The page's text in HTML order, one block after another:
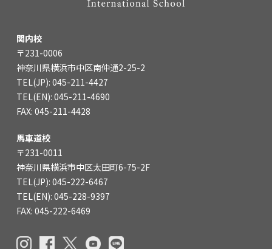
関内校
〒231-0006
神奈川県横浜市中区南仲通2-25-2
TEL(JP): 045-211-4427
TEL(EN): 045-211-4690
FAX: 045-211-4428
馬車道校
〒231-0011
神奈川県横浜市中区太田町6-75-2F
TEL(JP): 045-222-6467
TEL(EN): 045-228-9397
FAX: 045-222-6469